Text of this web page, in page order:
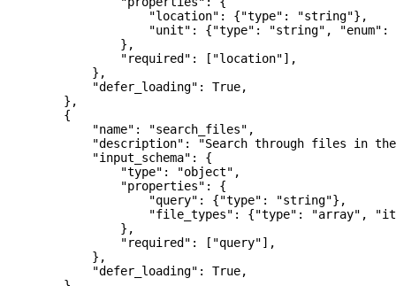
                    "location"
: {"type" : "string"},
                    "unit"
: {"type" : "string" , "enum" :
                },
                "required"
: [ "location"],
            },
            "defer_loading"
: True,
        },
        {
            "name"
: "search_files" ,
            "description"
:
"Search through files in the
            "input_schema"
: {
                "type"
: "object" ,
                "properties"
: {
                    "query"
: {"type" : "string"},
                    "file_types"
: {"type" : "array" ,
                },
                "required"
: [ "query"],
            },
            "defer_loading"
: True,